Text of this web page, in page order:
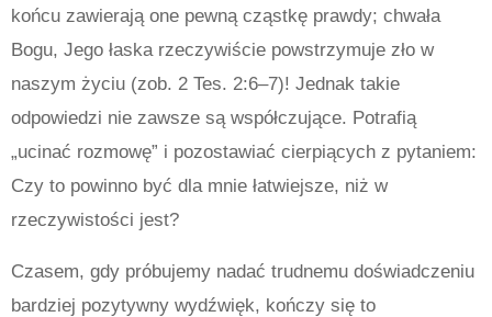
końcu zawierają one pewną cząstkę prawdy; chwała
Bogu, Jego łaska rzeczywiście powstrzymuje zło w
naszym życiu (zob. 2 Tes. 2:6–7)! Jednak takie
odpowiedzi nie zawsze są współczujące. Potrafią
„ucinać rozmowę” i pozostawiać cierpiących z pytaniem:
Czy to powinno być dla mnie łatwiejsze, niż w
rzeczywistości jest?
Czasem, gdy próbujemy nadać trudnemu doświadczeniu
bardziej pozytywny wydźwięk, kończy się to